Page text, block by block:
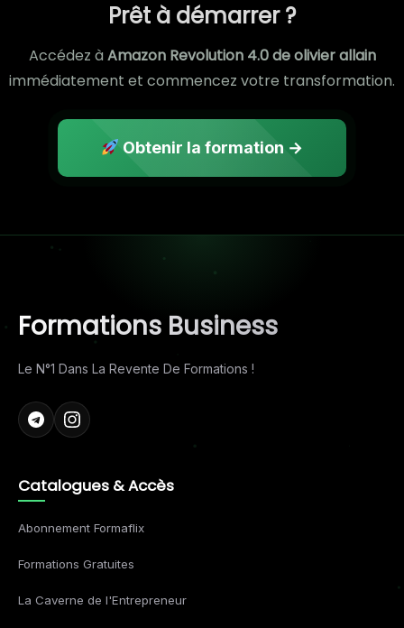
Prêt à démarrer ?
Accédez àAmazon Revolution 4.0 de olivier allain​
immédiatement et commencez votre transformation.
Obtenir la formation →
Formations Business
Le N°1 Dans La Revente De Formations !
Catalogues & Accès
Abonnement Formaflix
Formations Gratuites
La Caverne de l'Entrepreneur